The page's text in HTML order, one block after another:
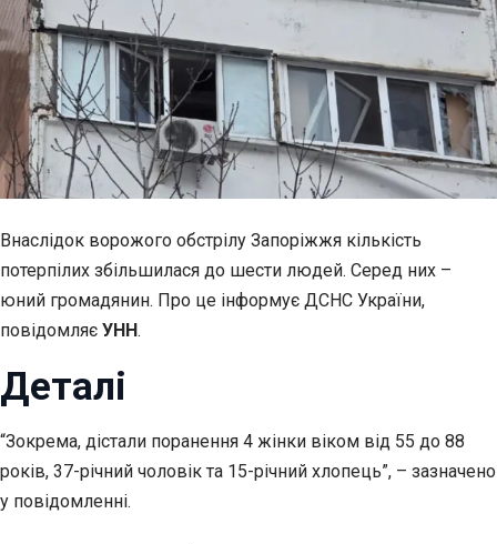
Внаслідок ворожого обстрілу Запоріжжя кількість
потерпілих збільшилася до шести людей. Серед них –
юний громадянин. Про це інформує ДСНС України,
повідомляє УНН.
Деталі
“Зокрема, дістали поранення 4 жінки віком від 55 до 88
років, 37-річний чоловік та 15-річний хлопець”, – зазначено
у повідомленні.